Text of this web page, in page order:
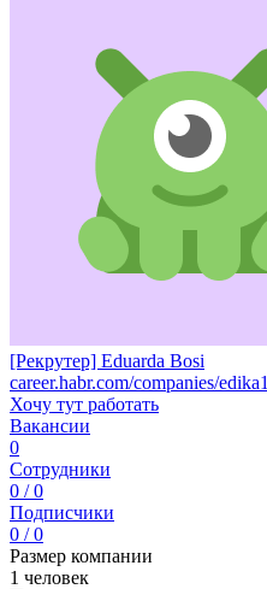
[Рекрутер] Eduarda Bosi
career.habr.com/companies/edika1
Хочу тут работать
Вакансии
0
Сотрудники
0 / 0
Подписчики
0 / 0
Размер компании
1 человек